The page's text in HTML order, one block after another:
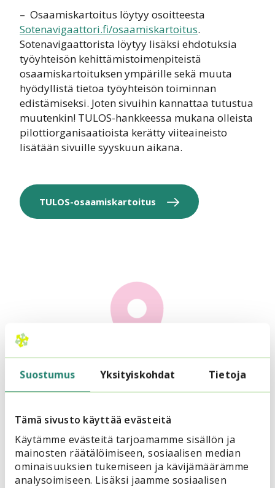
Suostumus Yksityiskohdat Tietoja
Tämä sivusto käyttää evästeitä
Käytämme evästeitä tarjoamamme sisällön ja
mainosten räätälöimiseen, sosiaalisen median
ominaisuuksien tukemiseen ja kävijämäärämme
analysoimiseen. Lisäksi jaamme sosiaalisen
– Osaamiskartoitus löytyy osoitteesta
Sotenavigaattori.fi/osaamiskartoitus.
Sotenavigaattorista löytyy lisäksi ehdotuksia
työyhteisön kehittämistoimenpiteistä
osaamiskartoituksen ympärille sekä muuta
hyödyllistä tietoa työyhteisön toiminnan
edistämiseksi. Joten sivuihin kannattaa tutustua
muutenkin! TULOS-hankkeessa mukana olleista
pilottiorganisaatioista kerätty viiteaineisto
lisätään sivuille syyskuun aikana.
TULOS-osaamiskartoitus